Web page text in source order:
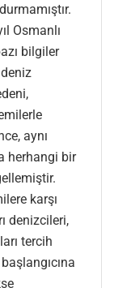
Osmanlı
bilgiler
aynı
herhangi bir
karşı
denizcileri,
tercih